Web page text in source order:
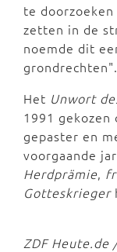
te
zetten in de
noemde dit
grondrechten".
Het Unwort
1991
gepaster en
voorgaande
Herdprämie,
Gotteskrieger
ZDF Heute.de